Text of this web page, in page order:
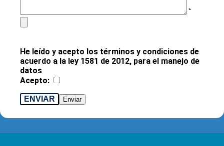
`
He leído y acepto los términos y condiciones de
acuerdo a la ley 1581 de 2012, para el manejo de
datos
Acepto:
ENVIAR